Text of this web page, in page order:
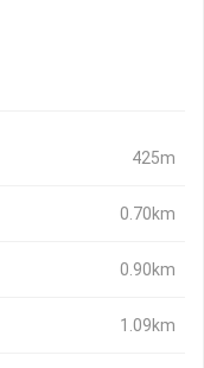
425m
0.70km
0.90km
1.09km